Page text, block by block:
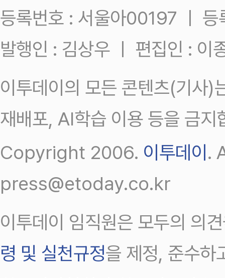
등록번호 : 서울아00197 ㅣ
발행인 : 김상우 ㅣ 편집인 : 이
이투데이의 모든 콘텐츠(기사)
재배포, AI학습 이용 등을 금지
Copyright 2006. 이투데이.
press@etoday.co.kr
이투데이 임직원은 모두의 의
령 및 실천규정을 제정, 준수하